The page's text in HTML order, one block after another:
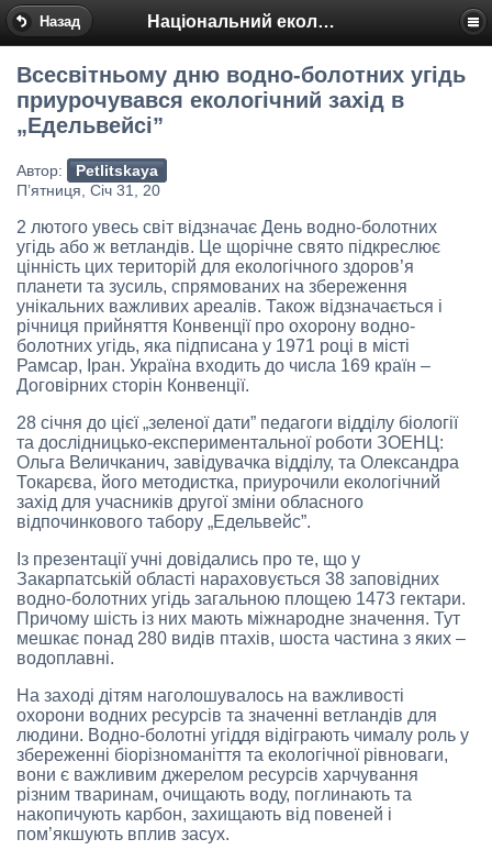
Назад Національний еколого-натуралістичний центр
Всесвітньому дню водно-болотних угідь
приурочувався екологічний захід в
„Едельвейсі”
Автор:
Petlitskaya
П’ятниця, Січ 31, 20
2 лютого увесь світ відзначає День водно-болотних
угідь або ж ветландів. Це щорічне свято підкреслює
цінність цих територій для екологічного здоров’я
планети та зусиль, спрямованих на збереження
унікальних важливих ареалів. Також відзначається і
річниця прийняття Конвенції про охорону водно-
болотних угідь, яка підписана у 1971 році в місті
Рамсар, Іран. Україна входить до числа 169 країн –
Договірних сторін Конвенції.
28 січня до цієї „зеленої дати” педагоги відділу біології
та дослідницько-експериментальної роботи ЗОЕНЦ:
Ольга Величканич, завідувачка відділу, та Олександра
Токарєва, його методистка, приурочили екологічний
захід для учасників другої зміни обласного
відпочинкового табору „Едельвейс”.
Із презентації учні довідались про те, що у
Закарпатській області нараховується 38 заповідних
водно-болотних угідь загальною площею 1473 гектари.
Причому шість із них мають міжнародне значення. Тут
мешкає понад 280 видів птахів, шоста частина з яких –
водоплавні.
На заході дітям наголошувалось на важливості
охорони водних ресурсів та значенні ветландів для
людини. Водно-болотні угіддя відіграють чималу роль у
збереженні біорізноманіття та екологічної рівноваги,
вони є важливим джерелом ресурсів харчування
різним тваринам, очищають воду, поглинають та
накопичують карбон, захищають від повеней і
пом’якшують вплив засух.